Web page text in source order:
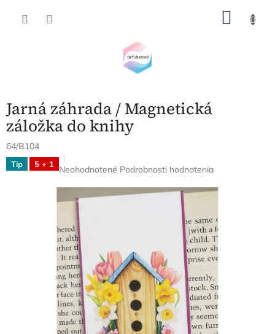
Jarná záhrada / Magnetická
záložka do knihy
64/B104
Tip 5 + 1 Priemerné
je
z
5
hviezdičiek.
Neohodnotené Podrobnosti hodnotenia